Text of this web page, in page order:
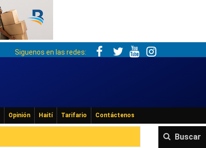
Siguenos en las redes:
Opinión Haití Tarifario Contáctenos
Buscar